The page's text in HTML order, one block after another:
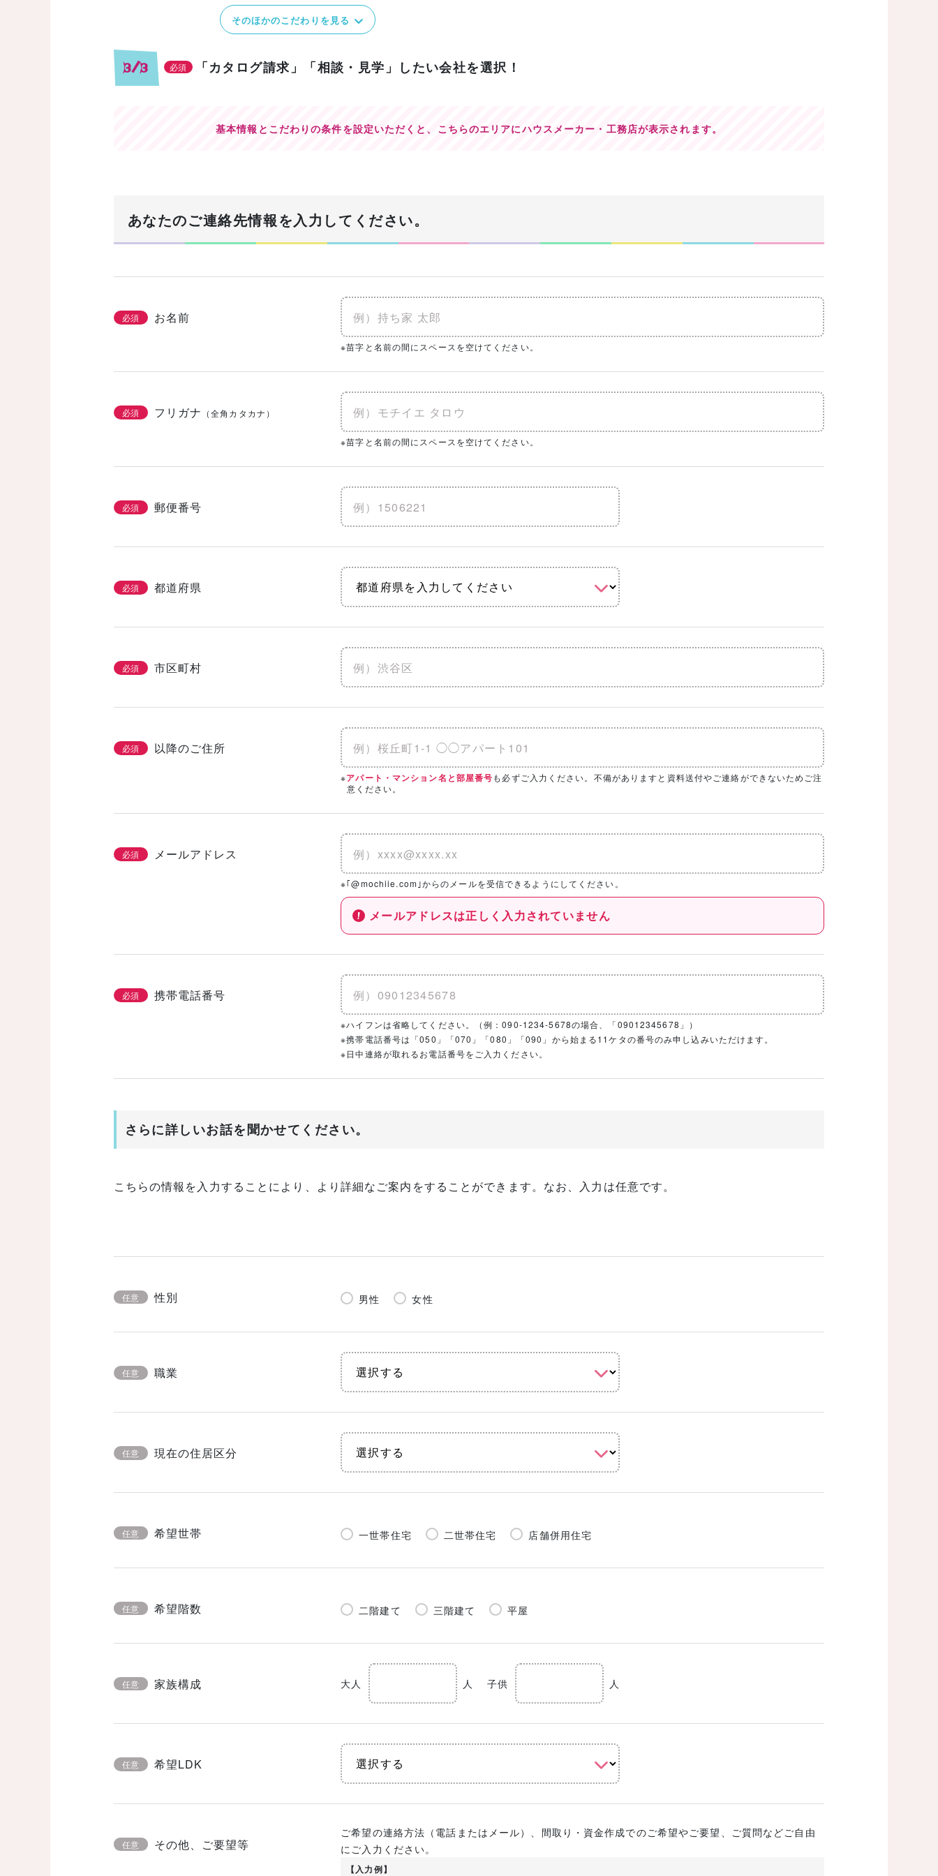
そのほかのこだわりを見る
3/3 必須 「カタログ請求」「相談・見学」したい会社を選択！
基本情報とこだわりの条件を設定いただくと、 こちらのエリアにハウスメーカー・工務店が表示されます。
あなたのご連絡先情報を入力してください。
必須 お名前
※苗字と名前の間にスペースを空けてください。
必須 フリガナ （全角カタカナ）
※苗字と名前の間にスペースを空けてください。
必須 郵便番号
必須 都道府県
必須 市区町村
必須 以降のご住所
※アパート・マンション名と部屋番号も必ずご入力ください。不備がありますと資料送付やご連絡ができないためご注
意ください。
必須 メールアドレス
※｢@mochiie.com｣からのメールを受信できるようにしてください。
メールアドレスは正しく入力されていません
必須 携帯電話番号
※ハイフンは省略してください。（例：090-1234-5678の場合、「09012345678」）
※携帯電話番号は「050」「070」「080」「090」から始まる11ケタの番号のみ申し込みいただけます。
※日中連絡が取れるお電話番号をご入力ください。
さらに詳しいお話を聞かせてください。
こちらの情報を入力することにより、より詳細なご案内をすることができます。なお、入力は任意です。
任意 性別 男性 女性
任意 職業
任意 現在の住居区分
任意 希望世帯 一世帯住宅 二世帯住宅 店舗併用住宅
任意 希望階数 二階建て 三階建て 平屋
任意 家族構成 大人 人 子供 人
任意 希望LDK
任意 その他、ご要望等
ご希望の連絡方法（電話またはメール）、間取り・資金作成でのご希望やご要望、ご質問などご自由
にご入力ください。
【入力例】